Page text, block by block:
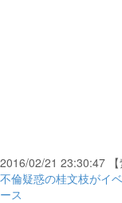
2016/02/21 23:30:47 【
不倫疑惑の桂文枝がイ
ース